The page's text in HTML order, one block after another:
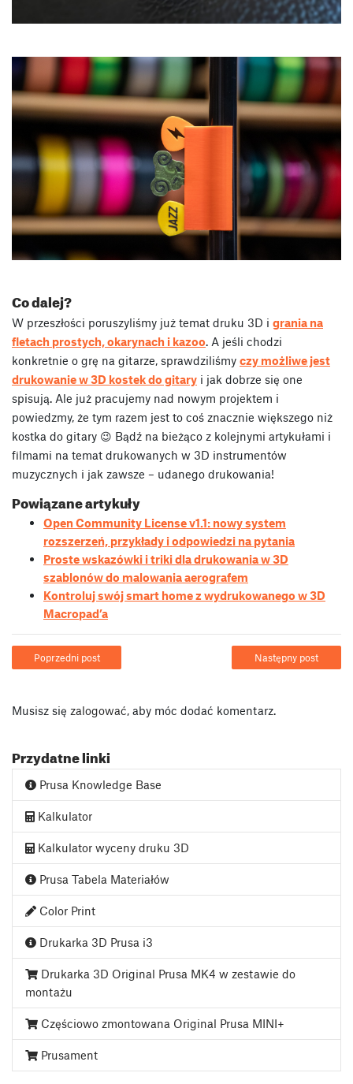
Co dalej?
W przeszłości poruszyliśmy już temat druku 3D i grania na
fletach prostych, okarynach i kazoo. A jeśli chodzi
konkretnie o grę na gitarze, sprawdziliśmy czy możliwe jest
drukowanie w 3D kostek do gitary i jak dobrze się one
spisują. Ale już pracujemy nad nowym projektem i
powiedzmy, że tym razem jest to coś znacznie większego niż
kostka do gitary 😉 Bądź na bieżąco z kolejnymi artykułami i
filmami na temat drukowanych w 3D instrumentów
muzycznych i jak zawsze – udanego drukowania!
Powiązane artykuły
Open Community License v1.1: nowy system
rozszerzeń, przykłady i odpowiedzi na pytania
Proste wskazówki i triki dla drukowania w 3D
szablonów do malowania aerografem
Kontroluj swój smart home z wydrukowanego w 3D
Macropad’a
Poprzedni post Następny post
Musisz się zalogować, aby móc dodać komentarz.
Przydatne linki
Prusa Knowledge Base
Kalkulator
Kalkulator wyceny druku 3D
Prusa Tabela Materiałów
Color Print
Drukarka 3D Prusa i3
Drukarka 3D Original Prusa MK4 w zestawie do
montażu
Częściowo zmontowana Original Prusa MINI+
Prusament